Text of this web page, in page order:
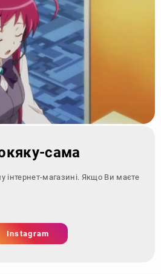
сама
інтернет-магазині. Якщо Ви маєте
Instagram